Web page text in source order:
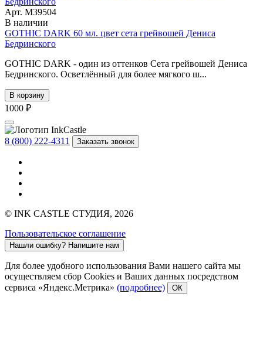
Арт. М39504
В наличии
GOTHIC DARK 60 мл. цвет сета грейвошей Дениса
Бедринского
GOTHIC DARK - один из оттенков Сета грейвошей Дениса
Бедринского. Осветлённый для более мягкого ш...
В корзину
1000 ₽
8 (800) 222-4311 Заказать звонок
© INK CASTLE СТУДИЯ, 2026
Пользовательское соглашение
Нашли ошибку? Напишите нам
Для более удобного использования Вами нашего сайта мы
осуществляем сбор Cookies и Ваших данных посредством
сервиса «Яндекс.Метрика» (подробнее) ОК